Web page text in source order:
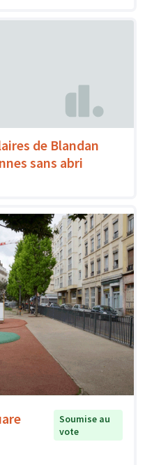
de Blandan
sans abri
Soumise au
vote